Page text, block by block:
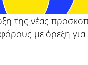
της νέας
με όρεξη